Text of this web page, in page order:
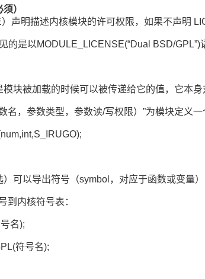
）
声明描述内核模块的许可权限，如果不声明
的是以MODULE_LICENSE(“Dual BSD/
块被加载的时候可以被传递给它的值，它本
名，参数类型，参数读/写权限）”为模块定义
可以导出符号（symbol，对应于函数或变量
到内核符号表：
名);
符号名);